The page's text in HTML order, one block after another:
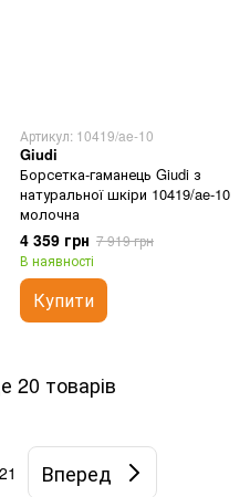
Артикул: 10419/ae-10
Giudi
Борсетка-гаманець Giudi з
натуральної шкіри 10419/ae-10
молочна
4 359 грн 7 919 грн
В наявності
Купити
20 товарів
Вперед